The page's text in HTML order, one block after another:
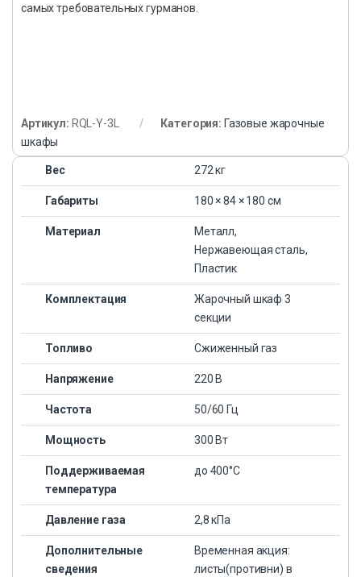
самых требовательных гурманов.
Артикул: RQL-Y-3L Категория: Газовые жарочные
шкафы
Вес 272 кг
Габариты 180 × 84 × 180 см
Материал
Металл,
Нержавеющая сталь,
Пластик
Комплектация
Жарочный шкаф 3
секции
Топливо Сжиженный газ
Напряжение 220 В
Частота 50/60 Гц
Мощность 300 Вт
Поддерживаемая
температура
до 400°С
Давление газа 2,8 кПа
Дополнительные
сведения
Временная акция:
листы(противни) в